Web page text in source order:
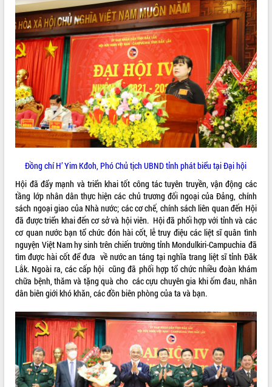
Kỳ họp thứ Hai, Hội đồng nhân dân
tỉnh khóa XI quyết nghị nhiều nội dung
quan trọng
Bí thư Tỉnh ủy Lương Nguyễn Minh
Triết thăm, tặng quà người có công với
cách mạng
Rà soát, hoàn thiện hệ thống thiết chế
văn hóa, thể thao đáp ứng yêu cầu
phát triển mới
Thường trực HĐND tỉnh Đắk Lắk gặp
mặt Đoàn chuyên gia y tế TP. Hồ Chí
Lễ truy điệu và an táng hài cốt liệt sĩ
tại Nghĩa trang Liệt sĩ xã Sơn Hòa
Bàn giải pháp tháo gỡ khó khăn trong
xuất khẩu sầu riêng và triển khai quy
định EUDR
Thứ trưởng Bộ Nông nghiệp và Môi
trường Nguyễn Hoàng Hiệp khảo sát
vùng trồng và doanh nghiệp đóng gói
sầu riêng tại Đắk Lắk
Trình diễn nghệ thuật chế biến các
món ăn từ sầu riêng
Đắk Lắk công bố Quy hoạch và xúc
tiến đầu tư tỉnh
Ngành cá ngừ Đắk Lắk chủ động thích
ứng để giữ vững thị trường xuất khẩu
Diễn đàn Kinh tế tư nhân Việt Nam đột
phá cơ chế - Hợp tác công tư
ALBUM ẢNH
LIÊN KẾT WEB
THỐNG KÊ TRUY CẬP
Hôm nay: 10222
Tất cả: 66022962
Đồng chí H’ Yim Kđoh, Phó Chủ tịch UBND tỉnh phát biểu tại Đại hội
Hội đã đẩy mạnh và triển khai tốt công tác tuyên truyền, vận động các
tầng lớp nhân dân thực hiện các chủ trương đối ngoại của Đảng, chính
sách ngoại giao của Nhà nước; các cơ chế, chính sách liên quan đến Hội
đã được triển khai đến cơ sở và hội viên. Hội đã phối hợp với tỉnh và các
cơ quan nước bạn tổ chức đón hài cốt, lễ truy điệu các liệt sĩ quân tình
nguyện Việt Nam hy sinh trên chiến trường tỉnh Mondulkiri-Campuchia đã
tìm được hài cốt để đưa về nước an táng tại nghĩa trang liệt sĩ tỉnh Đăk
Lắk. Ngoài ra, các cấp hội cũng đã phối hợp tổ chức nhiều đoàn khám
chữa bệnh, thăm và tặng quà cho các cựu chuyên gia khi ốm đau, nhân
dân biên giới khó khăn, các đồn biên phòng của ta và bạn.